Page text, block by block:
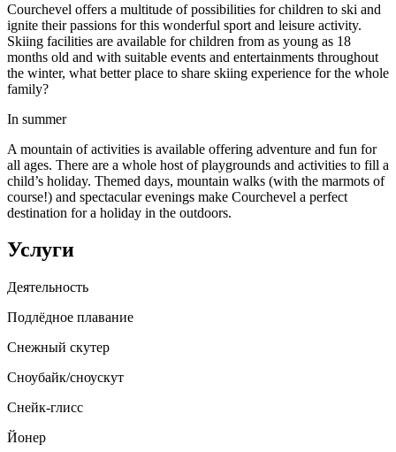
Courchevel offers a multitude of possibilities for children to ski and
ignite their passions for this wonderful sport and leisure activity.
Skiing facilities are available for children from as young as 18
months old and with suitable events and entertainments throughout
the winter, what better place to share skiing experience for the whole
family?
In summer
A mountain of activities is available offering adventure and fun for
all ages. There are a whole host of playgrounds and activities to fill a
child’s holiday. Themed days, mountain walks (with the marmots of
course!) and spectacular evenings make Courchevel a perfect
destination for a holiday in the outdoors.
Услуги
Деятельность
Подлёдное плавание
Снежный скутер
Сноубайк/сноускут
Снейк-глисс
Йонер